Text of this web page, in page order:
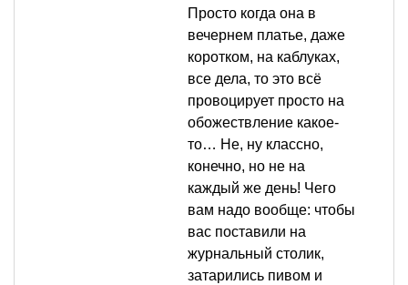
Просто когда она в
вечернем платье, даже
коротком, на каблуках,
все дела, то это всё
провоцирует просто на
обожествление какое-
то… Не, ну классно,
конечно, но не на
каждый же день! Чего
вам надо вообще: чтобы
вас поставили на
журнальный столик,
затарились пивом и